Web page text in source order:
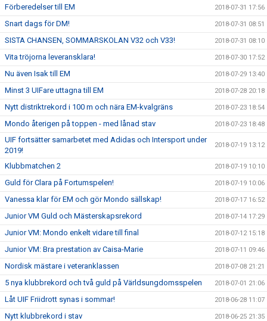
Förberedelser till EM 2018-07-31 17:56
Snart dags för DM! 2018-07-31 08:51
SISTA CHANSEN, SOMMARSKOLAN V32 och V33! 2018-07-31 08:10
Vita tröjorna leveransklara! 2018-07-30 17:52
Nu även Isak till EM 2018-07-29 13:40
Minst 3 UIFare uttagna till EM 2018-07-28 20:18
Nytt distriktrekord i 100 m och nära EM-kvalgräns 2018-07-23 18:54
Mondo återigen på toppen - med lånad stav 2018-07-23 18:48
UIF fortsätter samarbetet med Adidas och Intersport under
2019!
2018-07-19 13:12
Klubbmatchen 2 2018-07-19 10:10
Guld för Clara på Fortumspelen! 2018-07-19 10:06
Vanessa klar för EM och gör Mondo sällskap! 2018-07-17 16:52
Junior VM Guld och Mästerskapsrekord 2018-07-14 17:29
Junior VM: Mondo enkelt vidare till final 2018-07-12 15:18
Junior VM: Bra prestation av Caisa-Marie 2018-07-11 09:46
Nordisk mästare i veteranklassen 2018-07-08 21:21
5 nya klubbrekord och två guld på Världsungdomsspelen 2018-07-01 21:06
Låt UIF Friidrott synas i sommar! 2018-06-28 11:07
Nytt klubbrekord i stav 2018-06-25 21:35